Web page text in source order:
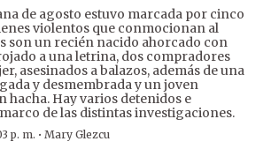
de agosto estuvo marcada por cinco
violentos que conmocionan al
son un recién nacido ahorcado con
a una letrina, dos compradores
asesinados a balazos, además de una
y desmembrada y un joven
hacha. Hay varios detenidos e
de las distintas investigaciones.
p. m. · Mary Glezcu